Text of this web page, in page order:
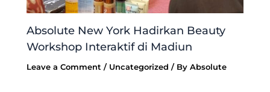
Absolute New York Hadirkan Beauty
Workshop Interaktif di Madiun
Leave a Comment / Uncategorized / ByAbsolute